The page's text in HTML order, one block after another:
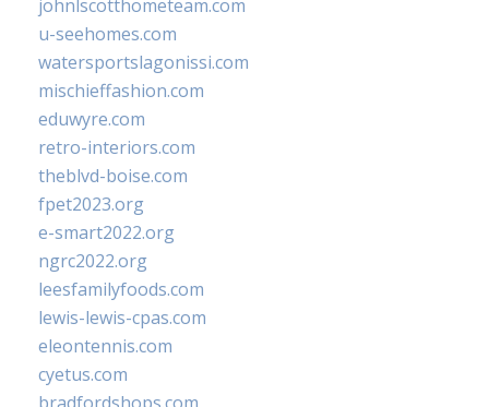
johnlscotthometeam.com
u-seehomes.com
watersportslagonissi.com
mischieffashion.com
eduwyre.com
retro-interiors.com
theblvd-boise.com
fpet2023.org
e-smart2022.org
ngrc2022.org
leesfamilyfoods.com
lewis-lewis-cpas.com
eleontennis.com
cyetus.com